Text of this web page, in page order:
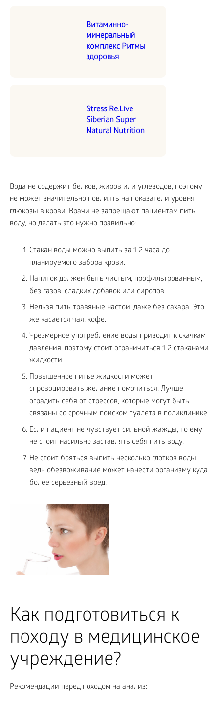
Витаминно-
минеральный
комплекс Ритмы
здоровья
Stress Re.Live
Siberian Super
Natural Nutrition
Вода не содержит белков, жиров или углеводов, поэтому
не может значительно повлиять на показатели уровня
глюкозы в крови. Врачи не запрещают пациентам пить
воду, но делать это нужно правильно:
Стакан воды можно выпить за 1-2 часа до
планируемого забора крови.
Напиток должен быть чистым, профильтрованным,
без газов, сладких добавок или сиропов.
Нельзя пить травяные настои, даже без сахара. Это
же касается чая, кофе.
Чрезмерное употребление воды приводит к скачкам
давления, поэтому стоит ограничиться 1-2 стаканами
жидкости.
Повышенное питье жидкости может
спровоцировать желание помочиться. Лучше
оградить себя от стрессов, которые могут быть
связаны со срочным поиском туалета в поликлинике.
Если пациент не чувствует сильной жажды, то ему
не стоит насильно заставлять себя пить воду.
Не стоит бояться выпить несколько глотков воды,
ведь обезвоживание может нанести организму куда
более серьезный вред.
Как подготовиться к
походу в медицинское
учреждение?
Рекомендации перед походом на анализ: